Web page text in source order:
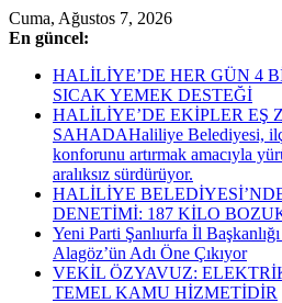
Skip
to
Cuma, Ağustos 7, 2026
En güncel:
HALİLİYE’DE HER GÜN 4
SICAK YEMEK DESTEĞİ
HALİLİYE’DE EKİPLER EŞ
SAHADAHaliliye Belediyesi,
konforunu artırmak amacıyla
aralıksız sürdürüyor.
HALİLİYE
DENETİMİ: 187 KİLO
Yeni Parti Şanlıurfa İl
Alagöz’ün Adı Öne Çıkıyor
VEKİL ÖZYAVUZ:
TEMEL KAMU HİZMETİDİR